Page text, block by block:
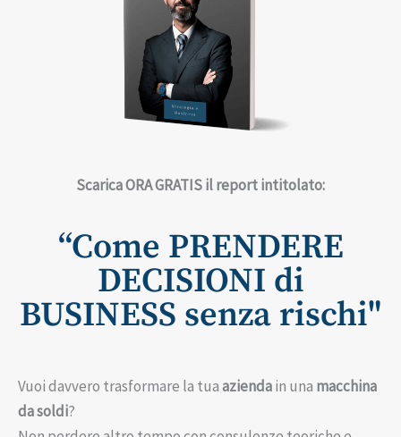
Scarica ORA GRATIS ​il report intitolato:
“Come PRENDERE
DECISIONI di
BUSINESS senza rischi"
Vuoi davvero trasformare la tuaaziendain una macchina
da soldi?